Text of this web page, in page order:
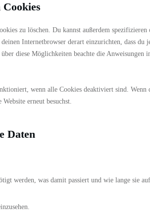
zu löschen. Du kannst außerdem spezifizieren
Internetbrowser derart einzurichten, dass du
diese Möglichkeiten beachte die Anweisungen
wenn alle Cookies deaktiviert sind. Wenn
erneut besuchst.
Daten
werden, was damit passiert und wie lange sie